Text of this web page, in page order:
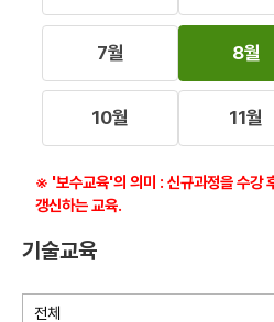
7월 8월
10월 11월
※ '보수교육'의 의미 : 신규과정을 수강
갱신하는 교육.
기술교육